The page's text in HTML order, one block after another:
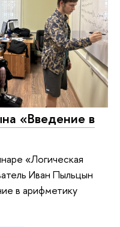
«Введение в
«Логическая
Иван Пыльцын
в арифметику